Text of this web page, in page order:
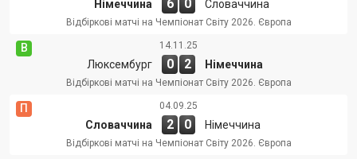
Німеччина 6 0 Словаччина
Відбіркові матчі на Чемпіонат Світу 2026. Європа
В 14.11.25
Люксембург 0 2 Німеччина
Відбіркові матчі на Чемпіонат Світу 2026. Європа
П 04.09.25
Словаччина 2 0 Німеччина
Відбіркові матчі на Чемпіонат Світу 2026. Європа